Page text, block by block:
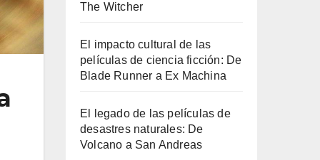
The Witcher
El impacto cultural de las
películas de ciencia ficción: De
Blade Runner a Ex Machina
El legado de las películas de
desastres naturales: De
Volcano a San Andreas